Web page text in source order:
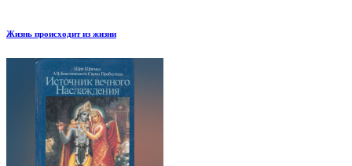
Жизнь происходит из жизни